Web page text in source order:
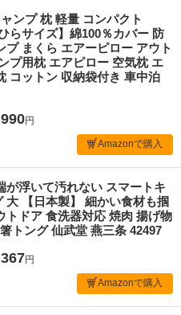
ンプ 枕 軽量 コンパクト
ひらサイズ】綿100％カバー 防
プ まくら エアーピロー アウト
プ用枕 エアピロー 空気枕 エ
コットン 収納袋付き 車中泊
円
Amazonで購入
が浮いて汚れない スマートキ
大 【日本製】 細かい食材も掴
トドア 食洗器対応 焼肉 揚げ物
トング 仙武堂 燕三条 42497
円
Amazonで購入